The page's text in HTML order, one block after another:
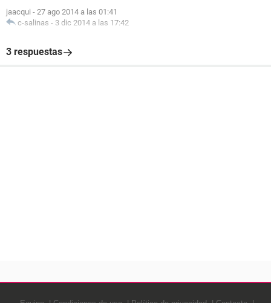
jaacqui - 27 ago 2014 a las 01:41
c-salinas - 3 dic 2014 a las 17:42
3 respuestas